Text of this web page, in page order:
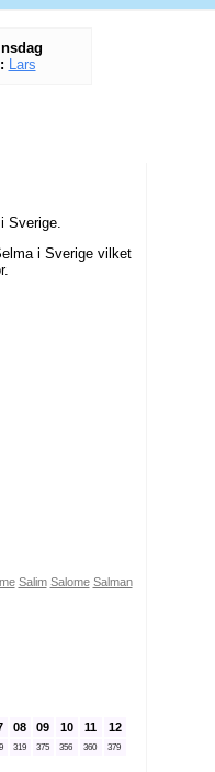
Lars
Sverige.
i Sverige vilket
Salim Salome Salman
08 09 10 11 12
319 375 356 360 379